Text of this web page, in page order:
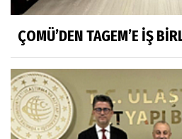
ÇOMÜ’DEN TAGEM’E İŞ